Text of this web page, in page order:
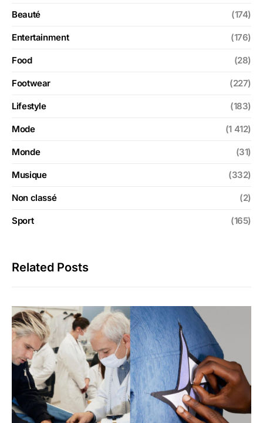
Beauté (174)
Entertainment (176)
Food (28)
Footwear (227)
Lifestyle (183)
Mode (1 412)
Monde (31)
Musique (332)
Non classé (2)
Sport (165)
Related Posts